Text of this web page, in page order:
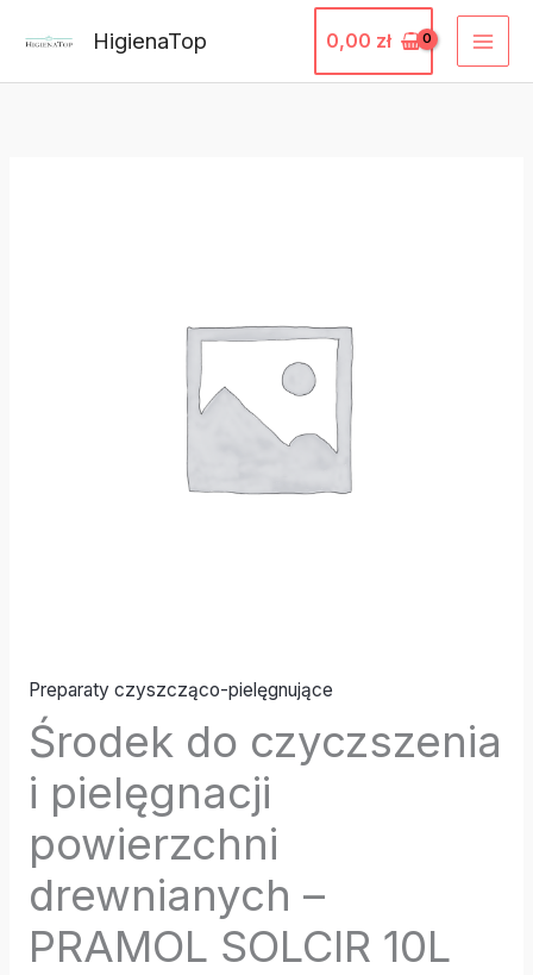
treści
HigienaTop 0,00 zł
Preparaty czyszcząco-pielęgnujące
Środek do czyczszenia
i pielęgnacji
powierzchni
drewnianych –
PRAMOL SOLCIR 10L